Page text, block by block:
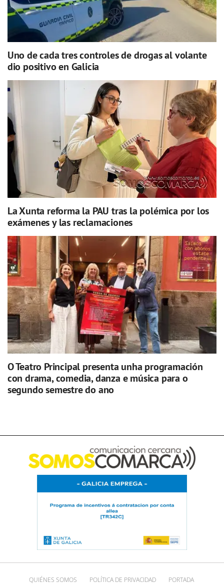
Uno de cada tres controles de drogas al volante
dio positivo en Galicia
La Xunta reforma la PAU tras la polémica por los
exámenes y las reclamaciones
O Teatro Principal presenta unha programación
con drama, comedia, danza e música para o
segundo semestre do ano
QUIÉNES SOMOS POLÍTICA DE PRIVACIDAD PORTADA